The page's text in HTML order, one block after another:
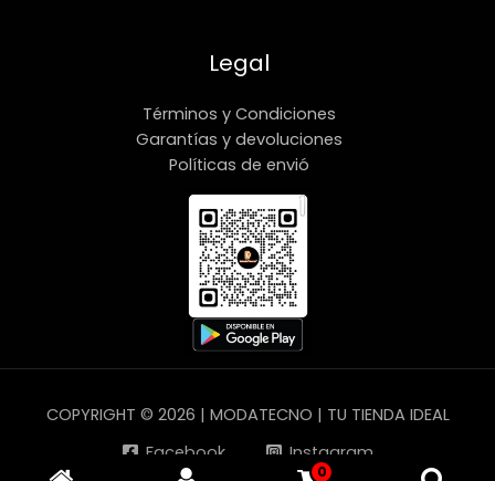
Legal
Términos y Condiciones
Garantías y devoluciones
Políticas de envió
COPYRIGHT © 2026 | MODATECNO | TU TIENDA IDEAL
Facebook
Instagram
0